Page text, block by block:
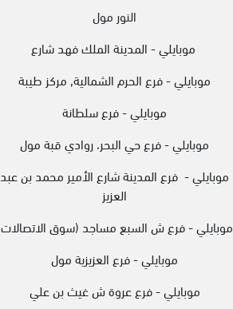
النور مول
موبايلي - المدينة الملك فهد شارع
موبايلي - فرع الحرم الشمالية, مركز طيبة
موبايلي - فرع سلطانة
موبايلي - فرع حي البحر، روادي قبة مول
موبايلي - فرع المدينة شارع الأمير محمد بن عبد
العزيز
موبايلي - فرع ش السبع مساجد (سوق
موبايلي - فرع العزيزية مول
موبايلي - فرع عروة ش غيث بن علي